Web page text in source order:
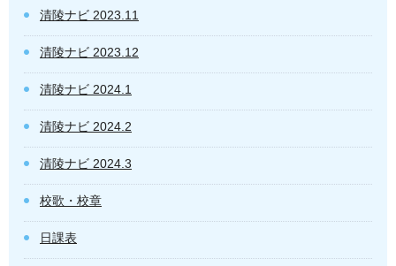
清陵ナビ 2023.11
清陵ナビ 2023.12
清陵ナビ 2024.1
清陵ナビ 2024.2
清陵ナビ 2024.3
校歌・校章
日課表